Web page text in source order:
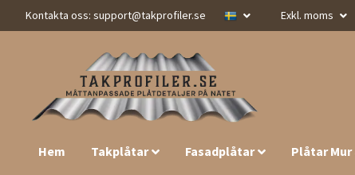
Kontakta oss: support@takprofiler.se Exkl. moms
Hem Takplåtar Fasadplåtar Plåtar